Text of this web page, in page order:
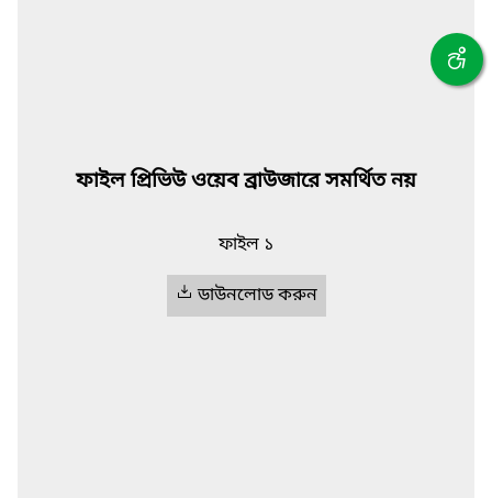
ফাইল প্রিভিউ ওয়েব ব্রাউজারে সমর্থিত নয়
ফাইল ১
ডাউনলোড করুন